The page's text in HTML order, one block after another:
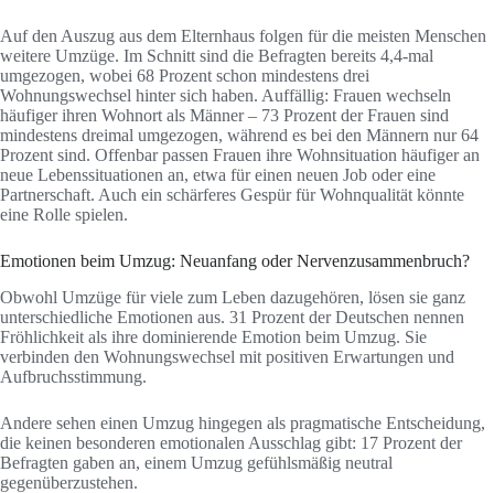
Auf den Auszug aus dem Elternhaus folgen für die meisten Menschen
weitere Umzüge. Im Schnitt sind die Befragten bereits 4,4-mal
umgezogen, wobei 68 Prozent schon mindestens drei
Wohnungswechsel hinter sich haben. Auffällig: Frauen wechseln
häufiger ihren Wohnort als Männer – 73 Prozent der Frauen sind
mindestens dreimal umgezogen, während es bei den Männern nur 64
Prozent sind. Offenbar passen Frauen ihre Wohnsituation häufiger an
neue Lebenssituationen an, etwa für einen neuen Job oder eine
Partnerschaft. Auch ein schärferes Gespür für Wohnqualität könnte
eine Rolle spielen.
Emotionen beim Umzug: Neuanfang oder Nervenzusammenbruch?
Obwohl Umzüge für viele zum Leben dazugehören, lösen sie ganz
unterschiedliche Emotionen aus. 31 Prozent der Deutschen nennen
Fröhlichkeit als ihre dominierende Emotion beim Umzug. Sie
verbinden den Wohnungswechsel mit positiven Erwartungen und
Aufbruchsstimmung.
Andere sehen einen Umzug hingegen als pragmatische Entscheidung,
die keinen besonderen emotionalen Ausschlag gibt: 17 Prozent der
Befragten gaben an, einem Umzug gefühlsmäßig neutral
gegenüberzustehen.